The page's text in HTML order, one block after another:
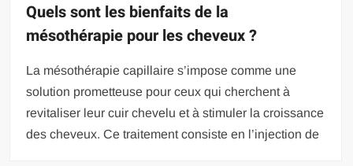
Quels sont les bienfaits de la
mésothérapie pour les cheveux ?
La mésothérapie capillaire s’impose comme une
solution prometteuse pour ceux qui cherchent à
revitaliser leur cuir chevelu et à stimuler la croissance
des cheveux. Ce traitement consiste en l’injection de